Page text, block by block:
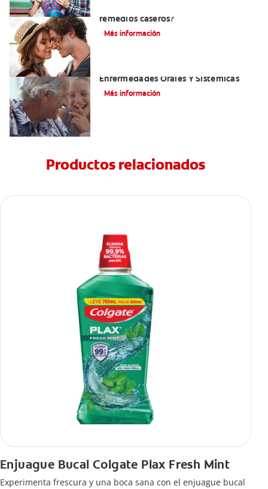
remedios caseros?
Más información
Enfermedades Orales Y Sistémicas
Más información
Productos relacionados
Enjuague Bucal Colgate Plax Fresh Mint
Experimenta frescura y una boca sana con el enjuague bucal